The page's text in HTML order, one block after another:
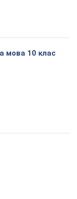
мова 10 клас